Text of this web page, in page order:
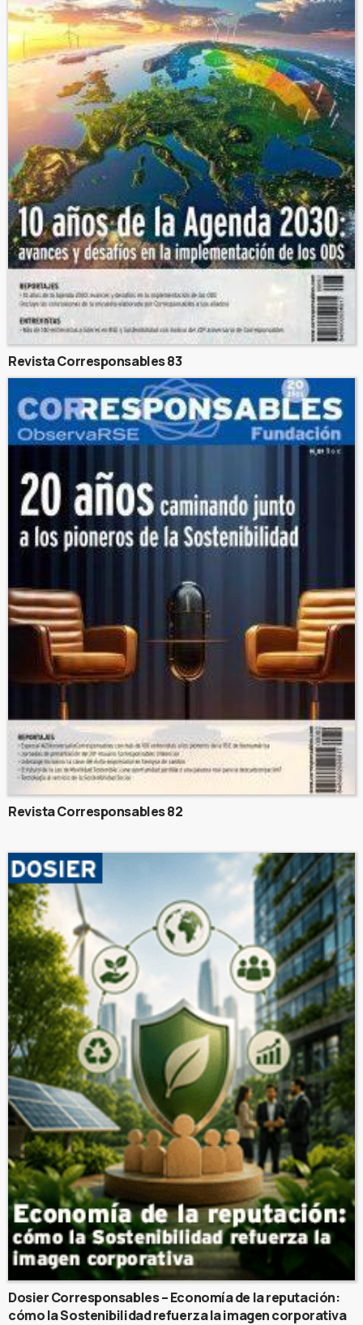
Revista Corresponsables 83
Revista Corresponsables 82
Dosier Corresponsables – Economía de la reputación:
cómo la Sostenibilidad refuerza la imagen corporativa